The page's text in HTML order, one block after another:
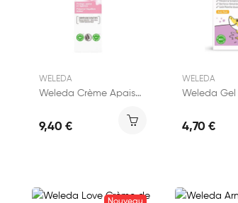
WELEDA
Weleda Crème Apaisante Intime 30ml
9,40 €
WELEDA
4,70 €